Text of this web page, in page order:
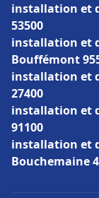
installation et
53500
installation et
Bouffémont
installation et
27400
installation et
91100
installation et
Bouchemaine